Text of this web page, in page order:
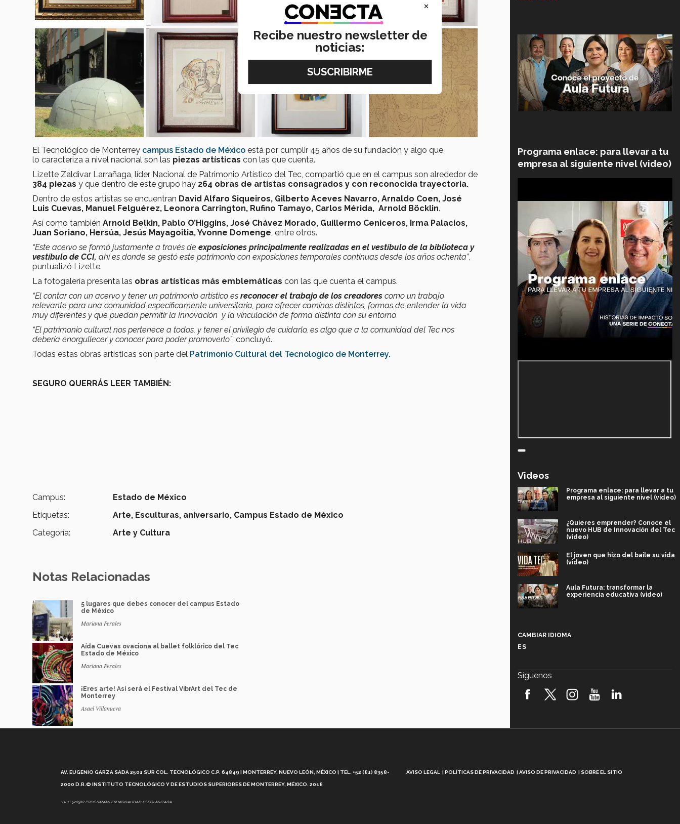
El Tecnológico de Monterrey campus Estado de México está por cumplir 45 años de su fundación y algo que
lo caracteriza a nivel nacional son las piezas artísticas con las que cuenta.
Lizette Zaldivar Larrañaga, líder Nacional de Patrimonio Artístico del Tec, compartió que en el campus son alrededor de
384 piezas y que dentro de este grupo hay 264 obras de artistas consagrados y con reconocida trayectoria.
Dentro de estos artistas se encuentran David Alfaro Siqueiros, Gilberto Aceves Navarro, Arnaldo Coen, José
Luis Cuevas, Manuel Felguérez, Leonora Carrington, Rufino Tamayo, Carlos Mérida, Arnold Böcklin.
Así como también Arnold Belkin, Pablo O’Higgins, José Chávez Morado, Guillermo Ceniceros, Irma Palacios,
Juan Soriano, Hersúa, Jesús Mayagoitia, Yvonne Domenge, entre otros.
“Este acervo se formó justamente a través de exposiciones principalmente realizadas en el vestíbulo de la biblioteca y
vestíbulo de CCI, ahí es donde se gestó este patrimonio con exposiciones temporales continuas desde los años ochenta”,
puntualizó Lizette.
La fotogalería presenta las obras artísticas más emblemáticas con las que cuenta el campus.
“El contar con un acervo y tener un patrimonio artístico es reconocer el trabajo de los creadores como un trabajo
relevante para una comunidad específicamente universitaria, para ofrecer caminos distintos, formas de entender la vida
muy diferentes y que puedan permitir la Innovación y la vinculación de forma distinta con su entorno.
“El patrimonio cultural nos pertenece a todos, y tener el privilegio de cuidarlo, es algo que a la comunidad del Tec nos
debería enorgullecer y conocer para poder promoverlo”, concluyó.
Todas estas obras artísticas son parte del Patrimonio Cultural del Tecnologico de Monterrey.
SEGURO QUERRÁS LEER TAMBIÉN:
Campus:
Estado de México
Etiquetas:
Arte, Esculturas, aniversario, Campus Estado de México
Categoría:
Arte y Cultura
Notas Relacionadas
5 lugares que debes conocer del campus Estado
de México
Mariana Perales
Aída Cuevas ovaciona al ballet folklórico del Tec
Estado de México
Mariana Perales
¡Eres arte! Así será el Festival VibrArt del Tec de
Monterrey
Asael Villanueva
Programa enlace: para llevar a tu
empresa al siguiente nivel (video)
Videos
Programa enlace: para llevar a tu
empresa al siguiente nivel (video)
¿Quieres emprender? Conoce el
nuevo HUB de Innovación del Tec
(video)
El joven que hizo del baile su vida
(video)
Aula Futura: transformar la
experiencia educativa (video)
robótica FIRST 2026! (video)
CAMBIAR IDIOMA
ES
Síguenos
AV. EUGENIO GARZA SADA 2501 SUR COL. TECNOLÓGICO C.P. 64849 | MONTERREY, NUEVO LEÓN, MÉXICO | TEL. +52 (81) 8358-
2000 D.R.© INSTITUTO TECNOLÓGICO Y DE ESTUDIOS SUPERIORES DE MONTERREY, MÉXICO. 2018
*DEC-520912 PROGRAMAS EN MODALIDAD ESCOLARIZADA.
AVISO LEGAL POLÍTICAS DE PRIVACIDAD AVISO DE PRIVACIDAD SOBRE EL SITIO
×
Recibe nuestro newsletter de
noticias: